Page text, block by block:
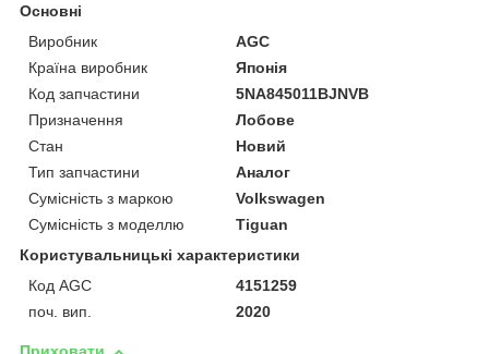
Основні
Виробник
AGC
Країна виробник
Японія
Код запчастини
5NA845011BJNVB
Призначення
Лобове
Стан
Новий
Тип запчастини
Аналог
Сумісність з маркою
Volkswagen
Сумісність з моделлю
Tiguan
Користувальницькі характеристики
Код AGC
4151259
поч. вип.
2020